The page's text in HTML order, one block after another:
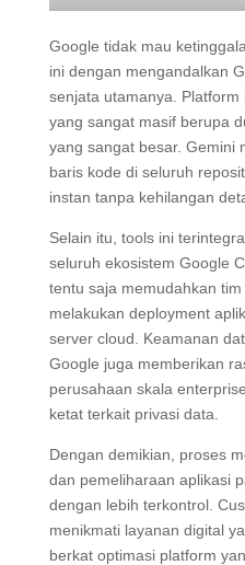
Google tidak mau
ini dengan mengandalkan
senjata utamanya.
yang sangat masif berupa
yang sangat besar. Gemini
baris kode di seluruh
instan tanpa kehilangan
Selain itu, tools ini
seluruh ekosistem Google
tentu saja memudahkan
melakukan deployment
server cloud. Keamanan
Google juga memberikan
perusahaan skala
ketat terkait privasi data.
Dengan demikian, proses
dan pemeliharaan aplikasi
dengan lebih terkontrol.
menikmati layanan digital
berkat optimasi platform